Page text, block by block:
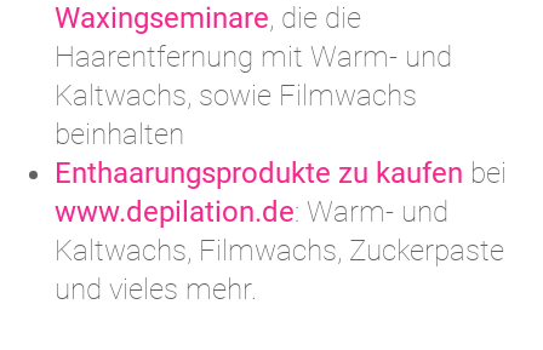
Waxingseminare, die die
Haarentfernung mit Warm- und
Kaltwachs, sowie Filmwachs
beinhalten
Enthaarungsprodukte zu kaufen bei
www.depilation.de: Warm- und
Kaltwachs, Filmwachs, Zuckerpaste
und vieles mehr.